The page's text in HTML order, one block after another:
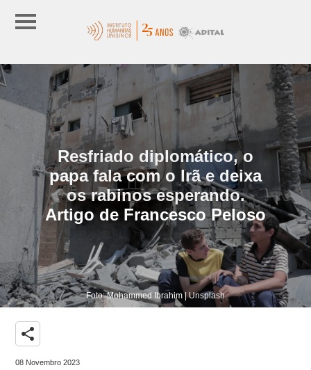
Resfriado diplomático, o
papa fala com o Irã e deixa
os rabinos esperando.
Artigo de Francesco Peloso
Foto: Mohammed Ibrahim | Unsplash
share
08 Novembro 2023